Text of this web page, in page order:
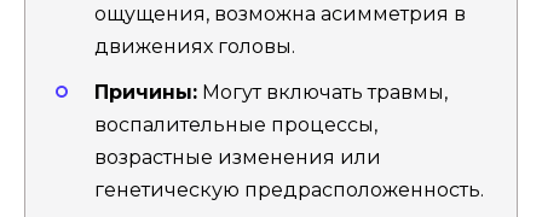
ощущения, возможна асимметрия в
движениях головы.
Причины: Могут включать травмы,
воспалительные процессы,
возрастные изменения или
генетическую предрасположенность.